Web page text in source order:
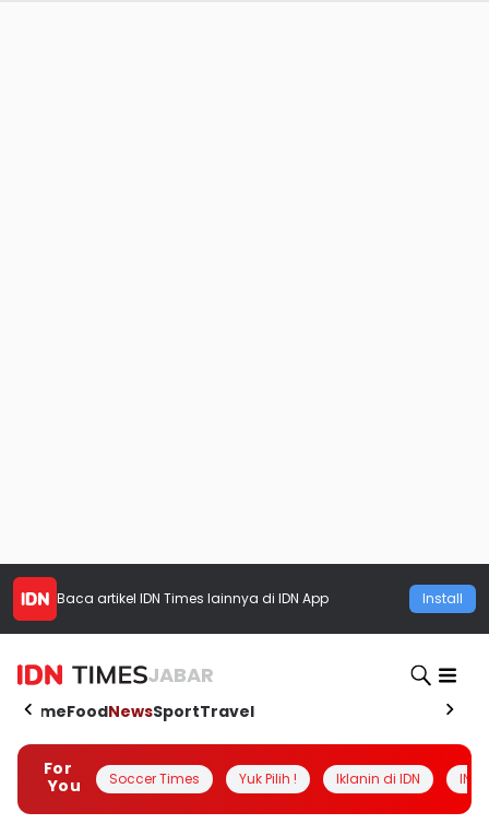
Baca artikel IDN Times lainnya di IDN App Install
JABAR
HomeFoodNewsSportTravel
For
You
Soccer Times Yuk Pilih ! Iklanin di IDN